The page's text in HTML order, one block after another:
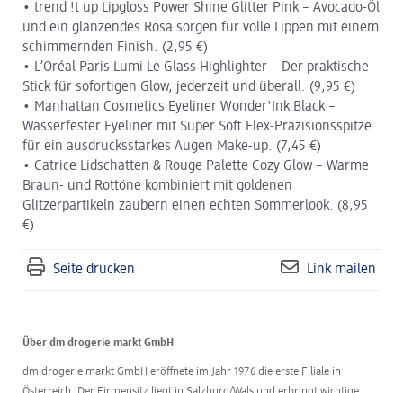
• trend !t up Lipgloss Power Shine Glitter Pink – Avocado-Öl
und ein glänzendes Rosa sorgen für volle Lippen mit einem
schimmernden Finish. (2,95 €)
• L’Oréal Paris Lumi Le Glass Highlighter – Der praktische
Stick für sofortigen Glow, jederzeit und überall. (9,95 €)
• Manhattan Cosmetics Eyeliner Wonder'Ink Black –
Wasserfester Eyeliner mit Super Soft Flex-Präzisionsspitze
für ein ausdrucksstarkes Augen Make-up. (7,45 €)
• Catrice Lidschatten & Rouge Palette Cozy Glow – Warme
Braun- und Rottöne kombiniert mit goldenen
Glitzerpartikeln zaubern einen echten Sommerlook. (8,95
€)
Seite drucken Link mailen
Über dm drogerie markt GmbH
dm drogerie markt GmbH eröffnete im Jahr 1976 die erste Filiale in